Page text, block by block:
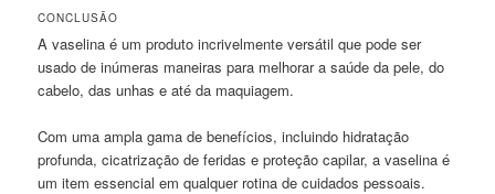
CONCLUSÃO
A vaselina é um produto incrivelmente versátil que pode ser
usado de inúmeras maneiras para melhorar a saúde da pele, do
cabelo, das unhas e até da maquiagem.
Com uma ampla gama de benefícios, incluindo hidratação
profunda, cicatrização de feridas e proteção capilar, a vaselina é
um item essencial em qualquer rotina de cuidados pessoais.